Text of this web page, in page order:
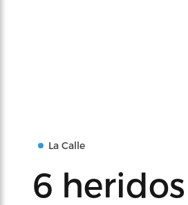
La Calle
6